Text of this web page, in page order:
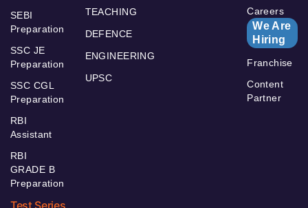
SEBI
Preparation
SSC JE
Preparation
SSC CGL
Preparation
RBI
Assistant
RBI
GRADE B
Preparation
TEACHING
DEFENCE
ENGINEERING
UPSC
Careers
We Are
Hiring
Franchise
Content
Partner
Test Series